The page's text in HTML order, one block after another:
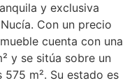
y exclusiva
Con un precio
cuenta con una
y se sitúa sobre un
m². Su estado es